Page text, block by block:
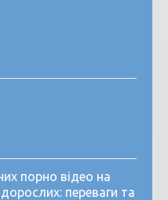
порно відео на
переваги та